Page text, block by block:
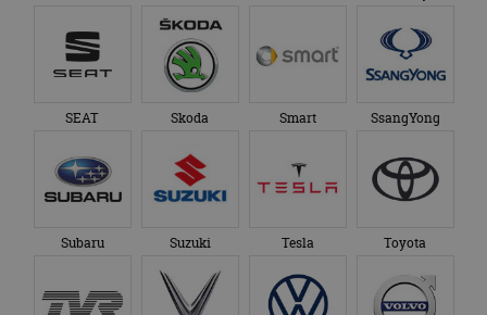
SEAT Skoda Smart SsangYong
Subaru Suzuki Tesla Toyota